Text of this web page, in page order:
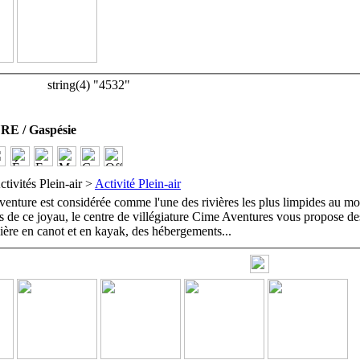
string(4) "4532"
/ Gaspésie
Plein-air > Activité Plein-air
est considérée comme l'une des rivières les plus limpides au
de ce joyau, le centre de villégiature Cime Aventures vous propose
en canot et en kayak, des hébergements...